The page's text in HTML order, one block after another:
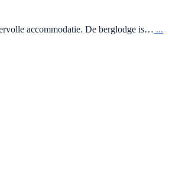
accommodatie. De berglodge is… ...